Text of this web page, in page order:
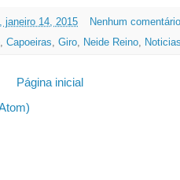
janeiro 14, 2015
Nenhum
Capoeiras Giro Neide Reino
Página inicial